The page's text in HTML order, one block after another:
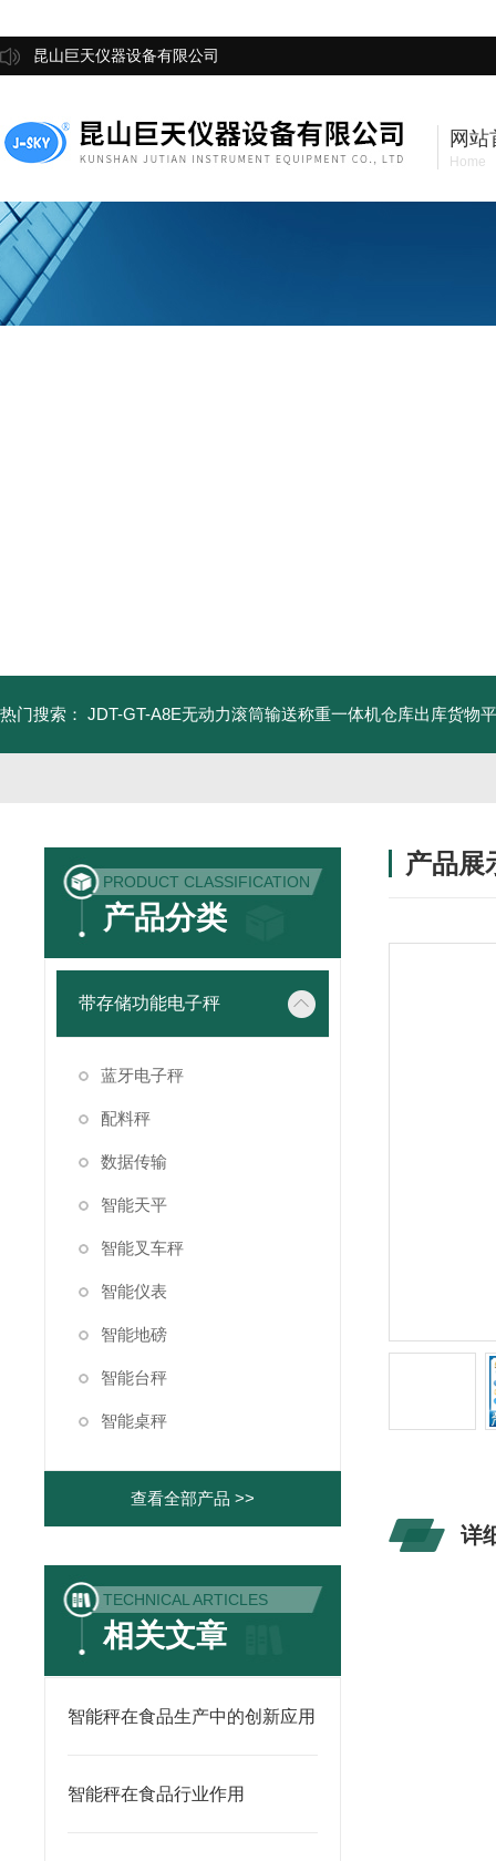
昆山巨天仪器设备有限公司
网站
Home
热门搜索： JDT-GT-A8E无动力滚筒输送称重一体机仓库出库货物
PRODUCT CLASSIFICATION
产品分类
带存储功能电子秤
蓝牙电子秤
配料秤
数据传输
智能天平
智能叉车秤
智能仪表
智能地磅
智能台秤
智能桌秤
查看全部产品 >>
TECHNICAL ARTICLES
相关文章
智能秤在食品生产中的创新应用
智能秤在食品行业作用
产品展
详